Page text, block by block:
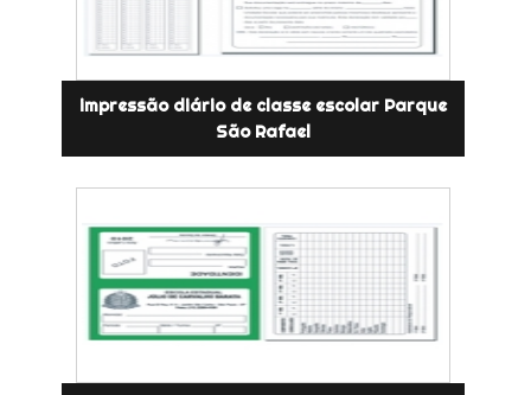
impressão diário de classe escolar Parque
São Rafael